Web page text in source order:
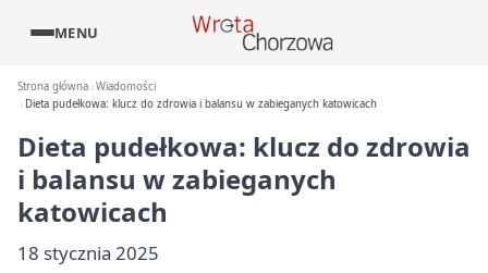
MENU
Strona główna Wiadomości
Dieta pudełkowa: klucz do zdrowia i balansu w zabieganych katowicach
Dieta pudełkowa: klucz do zdrowia
i balansu w zabieganych
katowicach
18 stycznia 2025